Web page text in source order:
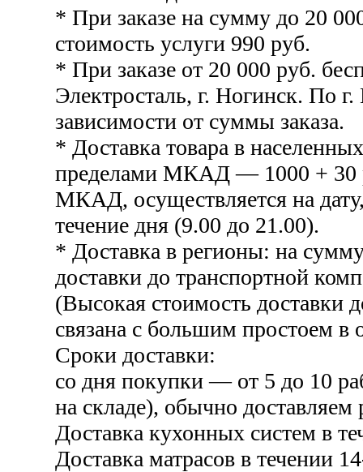
* При заказе на сумму до 20
стоимость услуги 990 руб.
* При заказе от 20 000 руб.
Электросталь, г. Ногинск. По г.
зависимости от суммы заказа.
* Доставка товара в
пределами МКАД — 1000 + 30
МКАД, осуществляется на
течение дня (9.00 до 21.00).
* Доставка в регионы: на
доставки до транспортной
(Высокая стоимость доставки
связана с большим простоем в
Сроки доставки:
со дня покупки — от 5 до 10
на складе), обычно
Доставка кухонных систем в
Доставка матрасов в течении